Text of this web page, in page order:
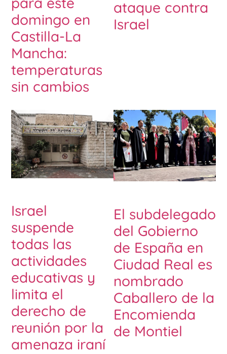
domingo en
Castilla-La
Mancha:
temperaturas
sin cambios
ataque contra
Israel
Israel
suspende
todas las
actividades
educativas y
limita el
derecho de
reunión por la
amenaza iraní
El subdelegado
del Gobierno
de España en
Ciudad Real es
nombrado
Caballero de la
Encomienda
de Montiel